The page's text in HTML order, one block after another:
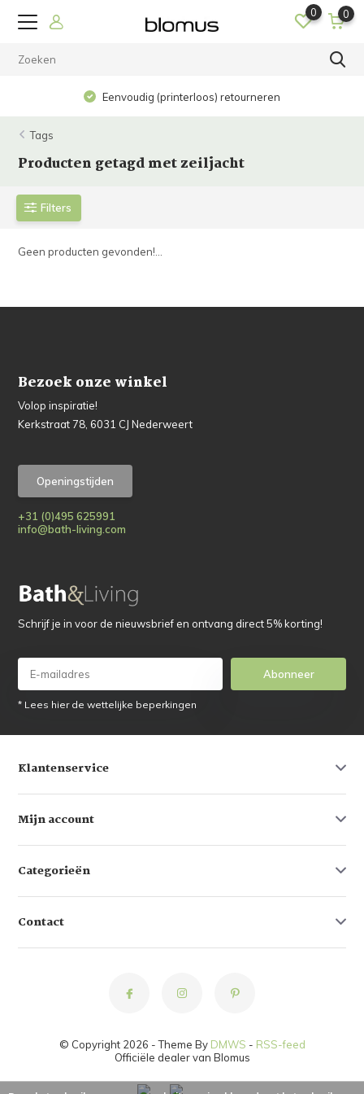
0 0
Eenvoudig (printerloos) retourneren
Tags
Producten getagd met zeiljacht
Filters
Geen producten gevonden!...
Bezoek onze winkel
Volop inspiratie!
Kerkstraat 78, 6031 CJ Nederweert
Openingstijden
+31 (0)495 625991
info@bath-living.com
Schrijf je in voor de nieuwsbrief en ontvang direct 5% korting!
Abonneer
* Lees hier de wettelijke beperkingen
Klantenservice
Mijn account
Categorieën
Contact
© Copyright 2026 - Theme By DMWS - RSS-feed
Officiële dealer van Blomus